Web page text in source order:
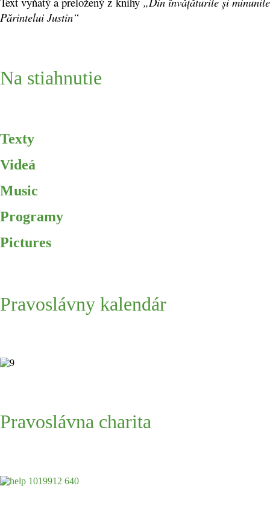
Părintelui Justin“
Na stiahnutie
Texty
Videá
Music
Programy
Pictures
Pravoslávny kalendár
Pravoslávna charita